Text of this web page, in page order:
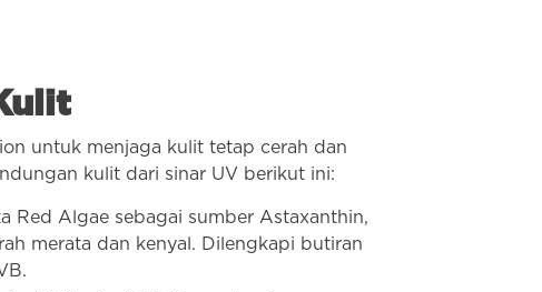
untuk menjaga kulit tetap cerah dan
kulit dari sinar UV berikut ini:
Red Algae sebagai sumber Astaxanthin,
merata dan kenyal. Dilengkapi butiran